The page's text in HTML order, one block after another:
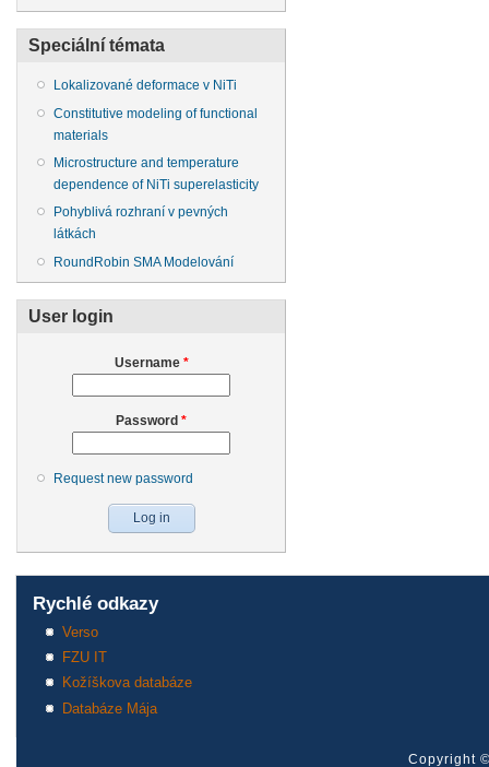
Speciální témata
Lokalizované deformace v NiTi
Constitutive modeling of functional
materials
Microstructure and temperature
dependence of NiTi superelasticity
Pohyblivá rozhraní v pevných
látkách
RoundRobin SMA Modelování
User login
Username *
Password *
Request new password
Rychlé odkazy
Verso
FZU IT
Kožíškova databáze
Databáze Mája
Copyright